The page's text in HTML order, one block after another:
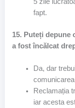
fapt.
15. Puteți depune
a fost încălcat
Da, dar
Reclamația
iar acesta